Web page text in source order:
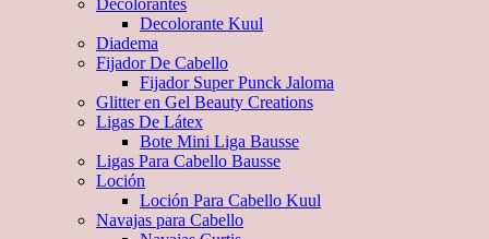
Decolorantes
Decolorante Kuul
Diadema
Fijador De Cabello
Fijador Super Punck Jaloma
Glitter en Gel Beauty Creations
Ligas De Látex
Bote Mini Liga Bausse
Ligas Para Cabello Bausse
Loción
Loción Para Cabello Kuul
Navajas para Cabello